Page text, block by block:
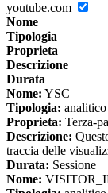
youtube.com
Nome
Tipologia
Proprieta
Descrizione
Durata
Nome: YSC
Tipologia: analitico
Proprieta: Terza-
Descrizione:
traccia delle
Durata: Sessione
Nome: